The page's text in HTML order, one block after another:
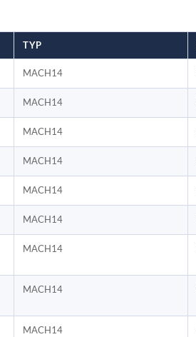
TYP
MACH14
MACH14
MACH14
MACH14
MACH14
MACH14
MACH14
MACH14
MACH14